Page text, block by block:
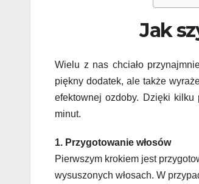
Jak
Wielu z nas chciało
piękny dodatek, ale także
efektownej ozdoby. Dzięki
minut.
1. Przygotowanie włosów
Pierwszym krokiem jest
wysuszonych włosach. W